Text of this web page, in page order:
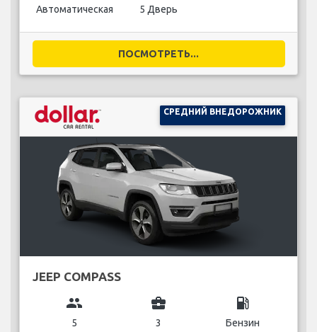
Автоматическая 5 Дверь
ПОСМОТРЕТЬ...
СРЕДНИЙ ВНЕДОРОЖНИК
JEEP COMPASS
group
5
business_center
3
local_gas_station
Бензин